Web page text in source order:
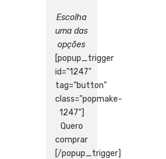
Escolha
uma das
opções
[popup_trigger
id="1247"
tag="button"
class="popmake-
1247"]
Quero
comprar
[/popup_trigger]